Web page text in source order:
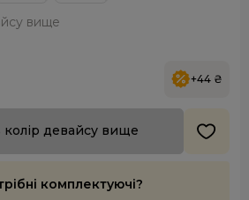
вище
+44 ₴
колір девайсу вище
комплектуючі?